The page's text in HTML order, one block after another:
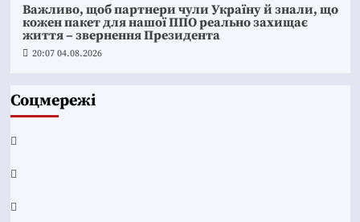
Важливо, щоб партнери чули Україну й знали, що
кожен пакет для нашої ППО реально захищає
життя – звернення Президента
20:07 04.08.2026
Соцмережі
Facebook
YouTube
Telegram